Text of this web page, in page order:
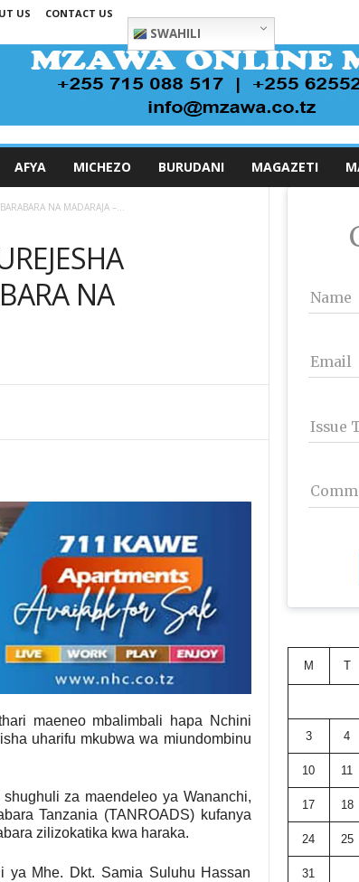
US CONTACT US
SWAHILI
AFYA MICHEZO BURUDANI MAGAZETI
NA MADARAJA –...
NA
maeneo mbalimbali hapa Nchini
uharifu mkubwa wa miundombinu
za maendeleo ya Wananchi,
Tanzania (TANROADS) kufanya
zilizokatika kwa haraka.
Mhe. Dkt. Samia Suluhu Hassan
Name
Email
Issue
M T
3 4
10 11
17 18
24 25
31